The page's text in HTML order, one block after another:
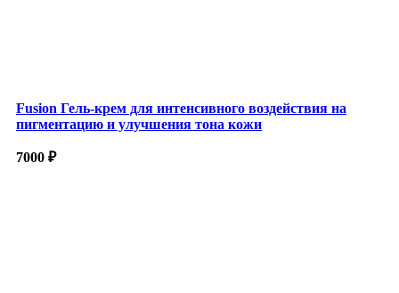
Fusion Гель-крем для интенсивного воздействия на
пигментацию и улучшения тона кожи
7000 ₽